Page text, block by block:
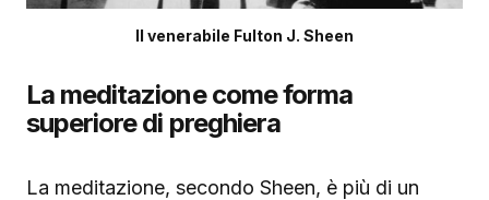
Il venerabile Fulton J. Sheen
La meditazione come forma
superiore di preghiera
La meditazione, secondo Sheen, è più di un